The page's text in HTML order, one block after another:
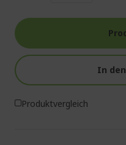
In
Produktvergleich